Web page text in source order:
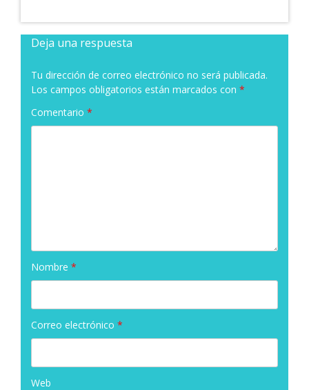
Deja una respuesta
Tu dirección de correo electrónico no será publicada.
Los campos obligatorios están marcados con *
Comentario *
Nombre *
Correo electrónico *
Web